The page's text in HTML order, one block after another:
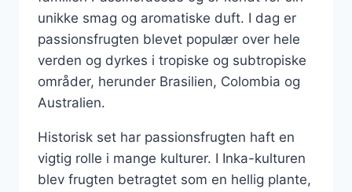
unikke smag og aromatiske duft. I dag er
passionsfrugten blevet populær over hele
verden og dyrkes i tropiske og subtropiske
områder, herunder Brasilien, Colombia og
Australien.
Historisk set har passionsfrugten haft en
vigtig rolle i mange kulturer. I Inka-kulturen
blev frugten betragtet som en hellig plante,